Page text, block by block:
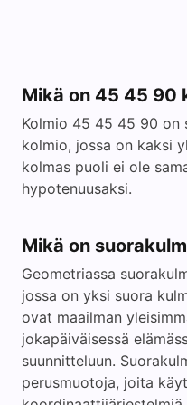
Mikä on 45 45 90
Kolmio 45 45 45 90 on
kolmio, jossa on kaksi
kolmas puoli ei ole
hypotenuusaksi.
Mikä on
Geometriassa
jossa on yksi suora
ovat maailman
jokapäiväisessä
suunnitteluun.
perusmuotoja, joita